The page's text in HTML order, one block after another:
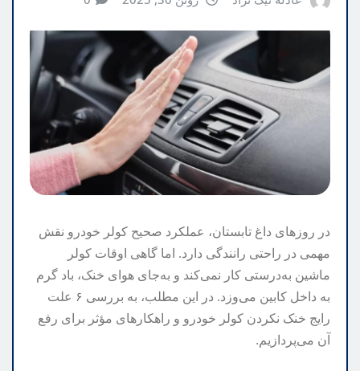
در روزهای داغ تابستان، عملکرد صحیح کولر خودرو نقش
مهمی در راحتی رانندگی دارد. اما گاهی اوقات کولر
ماشین به‌درستی کار نمی‌کند و به‌جای هوای خنک، باد گرم
به داخل کابین می‌وزد. در این مطلب، به بررسی ۶ علت
رایج خنک نکردن کولر خودرو و راهکارهای مؤثر برای رفع
آن می‌پردازیم.